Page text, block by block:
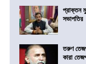
প্রাক্তন
সভাপতির
তরুণ
কারা